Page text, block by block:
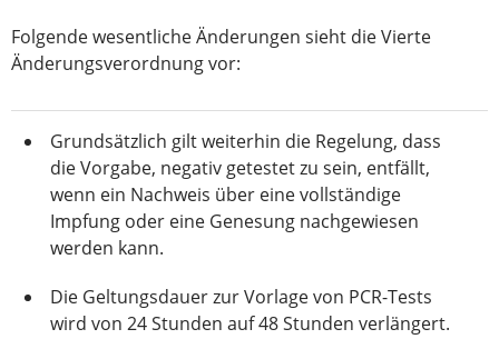
Folgende wesentliche Änderungen sieht die Vierte
Änderungsverordnung vor:
Grundsätzlich gilt weiterhin die Regelung, dass
die Vorgabe, negativ getestet zu sein, entfällt,
wenn ein Nachweis über eine vollständige
Impfung oder eine Genesung nachgewiesen
werden kann.
Die Geltungsdauer zur Vorlage von PCR-Tests
wird von 24 Stunden auf 48 Stunden verlängert.